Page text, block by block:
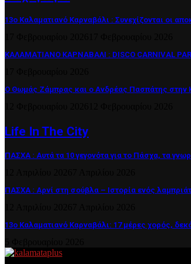
13ο Καλαματιανό Καρναβάλι : Συνεχίζονται οι
ΚΑΛΑΜΑΤΙΑΝΟ ΚΑΡΝΑΒΑΛΙ : DISCO CARNIVAL
Ο Θωμάς Ζάμπρας και ο Ανδρέας Πασπάτης
Life In The City
ΠΑΣΧΑ : Αυτά τα 10 γεγονότα για το Πάσχα, τα
ΠΑΣΧΑ : Αρνί στη σούβλα – Ιστορία ενός
13ο Καλαματιανό Καρναβάλι: 17 μέρες χορός,